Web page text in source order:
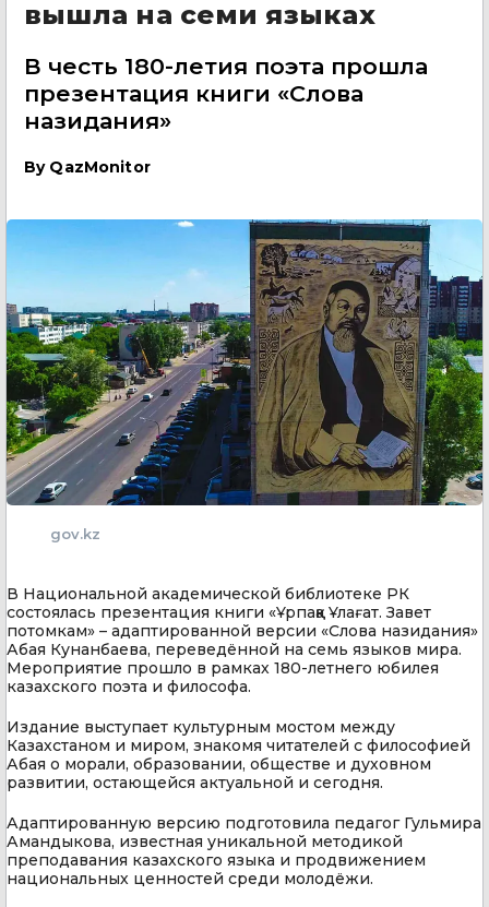
вышла на семи языках
В честь 180-летия поэта прошла
презентация книги «Слова
назидания»
By QazMonitor
gov.kz
В Национальной академической библиотеке РК
состоялась презентация книги «Ұрпаққа Ұлағат. Завет
потомкам» – адаптированной версии «Слова назидания»
Абая Кунанбаева, переведённой на семь языков мира.
Мероприятие прошло в рамках 180-летнего юбилея
казахского поэта и философа.
Издание выступает культурным мостом между
Казахстаном и миром, знакомя читателей с философией
Абая о морали, образовании, обществе и духовном
развитии, остающейся актуальной и сегодня.
Адаптированную версию подготовила педагог Гульмира
Амандыкова, известная уникальной методикой
преподавания казахского языка и продвижением
национальных ценностей среди молодёжи.